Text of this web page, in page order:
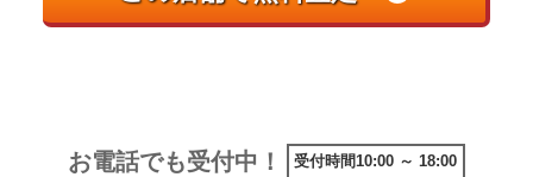
お電話でも受付中！ 受付時間10:00 ～ 18:00